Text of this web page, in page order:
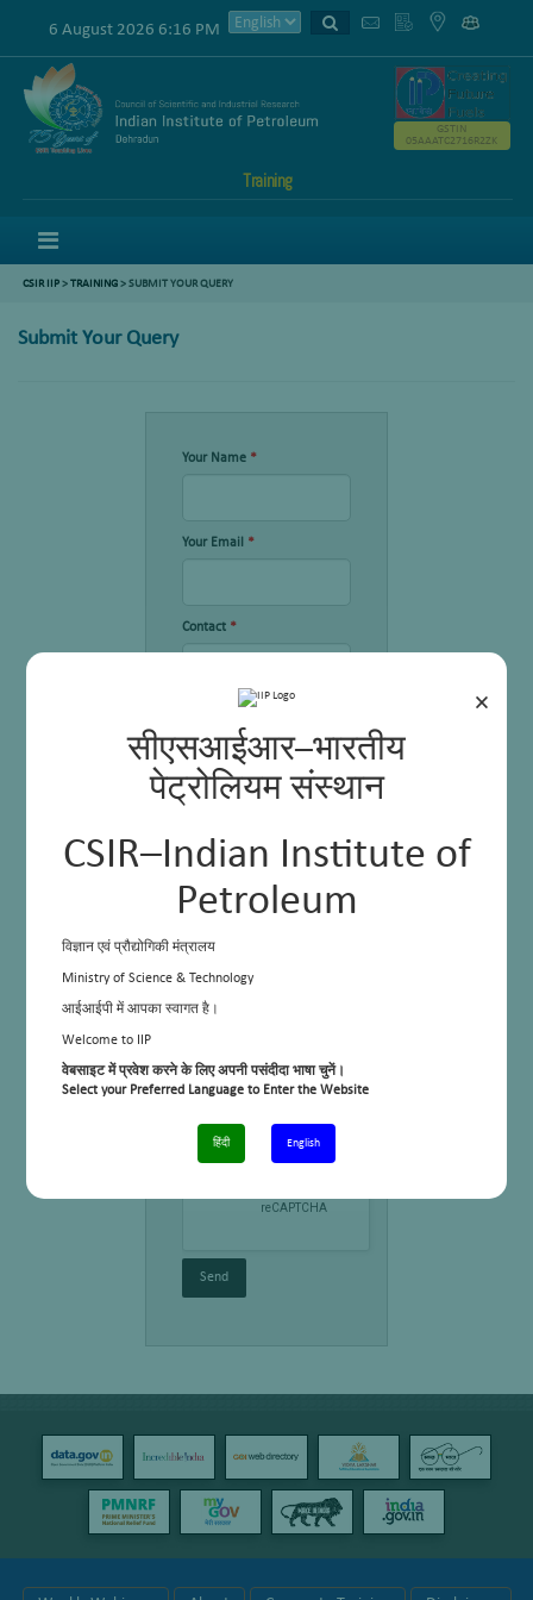
×
सीएसआईआर–भारतीय
पेट्रोलियम संस्थान
CSIR–Indian Institute of
Petroleum
विज्ञान एवं प्रौद्योगिकी मंत्रालय
Ministry of Science & Technology
आईआईपी में आपका स्वागत है।
Welcome to IIP
वेबसाइट में प्रवेश करने के लिए अपनी पसंदीदा भाषा चुनें।
Select your Preferred Language to Enter the Website
हिंदी English
6 August 2026 6:16 PM
Training
GSTIN
05AAATC2716R2ZK
CSIR IIP>TRAINING> SUBMIT YOUR QUERY
Submit Your Query
Your Name *
Your Email *
Contact *
Query *